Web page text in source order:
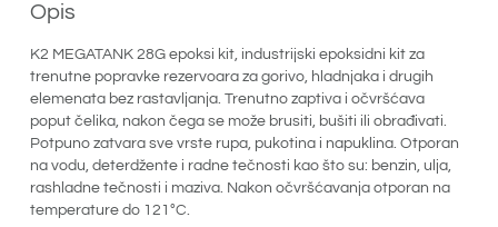
Opis
K2 MEGATANK 28G epoksi kit, industrijski epoksidni kit za
trenutne popravke rezervoara za gorivo, hladnjaka i drugih
elemenata bez rastavljanja. Trenutno zaptiva i očvršćava
poput čelika, nakon čega se može brusiti, bušiti ili obrađivati.
Potpuno zatvara sve vrste rupa, pukotina i napuklina. Otporan
na vodu, deterdžente i radne tečnosti kao što su: benzin, ulja,
rashladne tečnosti i maziva. Nakon očvršćavanja otporan na
temperature do 121°C.